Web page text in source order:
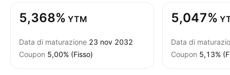
5,368% YTM
Data di maturazione 23 nov 2032
Coupon 5,00% (Fisso)
5,047%
Data di
Coupon 5,13%